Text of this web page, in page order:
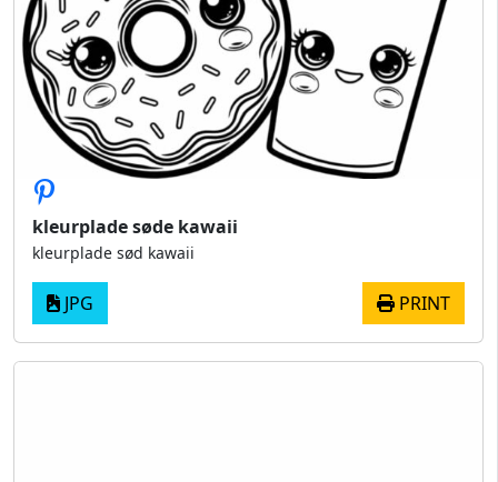
kleurplade søde kawaii
kleurplade sød kawaii
JPG PRINT